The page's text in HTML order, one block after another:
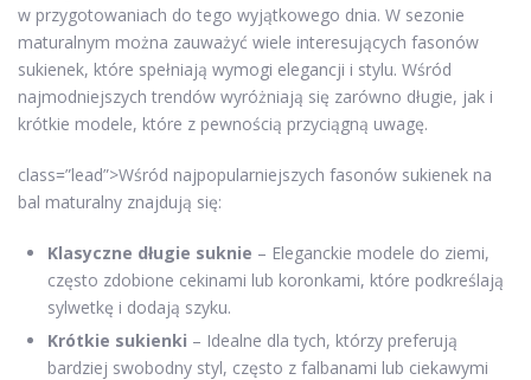
w przygotowaniach do tego wyjątkowego dnia. W sezonie
maturalnym można zauważyć wiele interesujących fasonów
sukienek, które spełniają wymogi elegancji i stylu. Wśród
najmodniejszych trendów wyróżniają się zarówno długie, jak i
krótkie modele, które z pewnością przyciągną uwagę.
class=”lead”>Wśród najpopularniejszych fasonów sukienek na
bal maturalny znajdują się:
Klasyczne długie suknie – Eleganckie modele do ziemi,
często zdobione cekinami lub koronkami, które podkreślają
sylwetkę i dodają szyku.
Krótkie sukienki – Idealne dla tych, którzy preferują
bardziej swobodny styl, często z falbanami lub ciekawymi